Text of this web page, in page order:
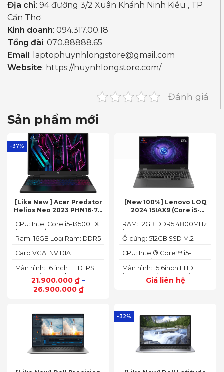
Địa chỉ: 94 đường 3/2 Xuân Khánh Ninh Kiều , TP
Cần Thơ
Kinh doanh: 094.317.00.18
Tổng đài: 070.88888.65
Email : laptophuynhlongstore@gmail.com
Website: https://huynhlongstore.com/
Đánh giá
Sản phẩm mới
-37%
[Like New ] Acer Predator
Helios Neo 2023 PHN16-71-
16GB, 512GB, RTX 4050 6GB,
16″ FHD 165Hz)
21.900.000 ₫ –
26.900.000 ₫
Màn hình: 16 inch FHD IPS
165Hz SlimBezel, sRGB
100%, Acer ComfyView,
500 nits
Card VGA: NVIDIA
GeForce RTX 4050 6GB
(140W)
Ram: 16GB Loại Ram: DDR5
CPU: Intel Core i5-13500HX
(14 Cores/ 20 Threads, up
to 4.70 GHz, 24MB)
[New 100%] Lenovo LOQ
2024 15IAX9 (Core i5-
3050 6GB, 15.6″ FHD 144Hz)
Giá liên hệ
Màn hình: 15.6inch FHD
(1920x1080) IPS 300nits
Anti-glare, 100%sRGB,
CPU: Intel® Core™ i5-
12450HX (2.00GHz up to
4.40GHz, 12MB Cache)
Ổ cứng: 512GB SSD M.2
2242 PCIe® 4.0x4 NVMe®
RAM: 12GB DDR5 4800MHz
(up to 32GB)
-32%